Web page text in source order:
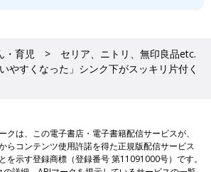
・育児
セリア、ニトリ、無印良品etc.
やすくなった」シンク下がスッキリ片付く
クは、この電子書店・電子書籍配信サービスが、
らコンテンツ使用許諾を得た正規版配信サービス
を示す登録商標（登録番号 第11091000号）です。